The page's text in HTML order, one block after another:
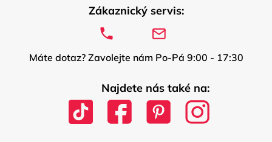
Zákaznický servis:
Máte dotaz? Zavolejte nám Po-Pá 9:00 - 17:30
Najdete nás také na: